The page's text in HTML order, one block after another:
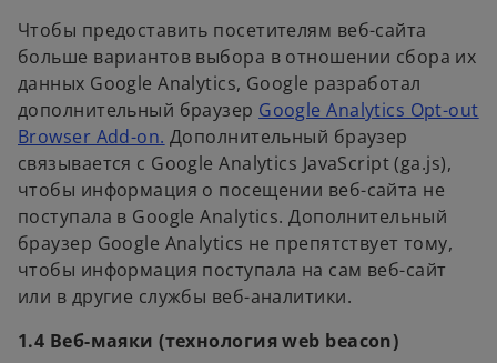
e
n
s
i
n
a
n
e
w
t
a
b
Чтобы предоставить посетителям веб-сайта
больше вариантов выбора в отношении сбора их
данных Google Analytics, Google разработал
дополнительный браузер Google Analytics Opt-out
Browser Add-on. o
p
e
n
s
i
n
n
Дополнительный браузер
связывается с Google Analytics JavaScript (ga.js),
чтобы информация о посещении веб-сайта не
поступала в Google Analytics. Дополнительный
браузер Google Analytics не препятствует тому,
чтобы информация поступала на сам веб-сайт
или в другие службы веб-аналитики.
1.4 Веб-маяки (технология web beacon)